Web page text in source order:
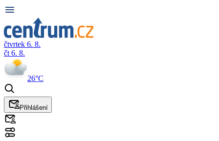
čtvrtek 6. 8.
čt 6. 8.
26°C
Přihlášení